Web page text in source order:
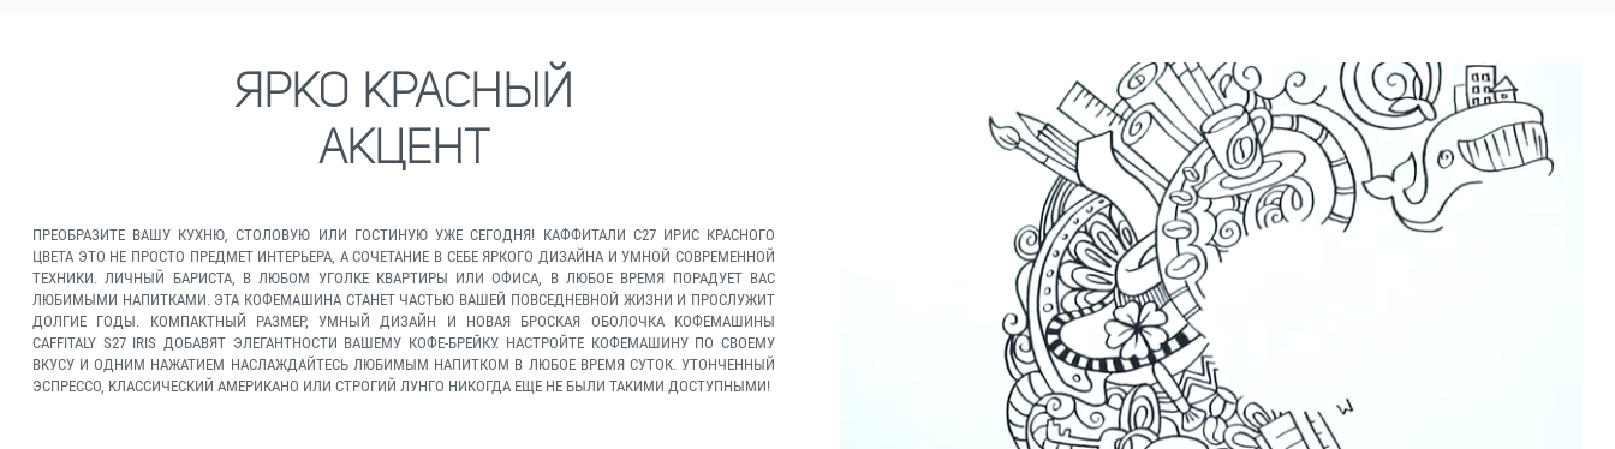
ЯРКО КРАСНЫЙ
АКЦЕНТ
ПРЕОБРАЗИТЕ ВАШУ КУХНЮ, СТОЛОВУЮ ИЛИ ГОСТИНУЮ УЖЕ СЕГОДНЯ! КАФФИТАЛИ С27 ИРИС КРАСНОГО
ЦВЕТА ЭТО НЕ ПРОСТО ПРЕДМЕТ ИНТЕРЬЕРА, А СОЧЕТАНИЕ В СЕБЕ ЯРКОГО ДИЗАЙНА И УМНОЙ СОВРЕМЕННОЙ
ТЕХНИКИ. ЛИЧНЫЙ БАРИСТА, В ЛЮБОМ УГОЛКЕ КВАРТИРЫ ИЛИ ОФИСА, В ЛЮБОЕ ВРЕМЯ ПОРАДУЕТ ВАС
ЛЮБИМЫМИ НАПИТКАМИ. ЭТА КОФЕМАШИНА СТАНЕТ ЧАСТЬЮ ВАШЕЙ ПОВСЕДНЕВНОЙ ЖИЗНИ И ПРОСЛУЖИТ
ДОЛГИЕ ГОДЫ. КОМПАКТНЫЙ РАЗМЕР, УМНЫЙ ДИЗАЙН И НОВАЯ БРОСКАЯ ОБОЛОЧКА КОФЕМАШИНЫ
CAFFITALY S27 IRIS ДОБАВЯТ ЭЛЕГАНТНОСТИ ВАШЕМУ КОФЕ-БРЕЙКУ. НАСТРОЙТЕ КОФЕМАШИНУ ПО СВОЕМУ
ВКУСУ И ОДНИМ НАЖАТИЕМ НАСЛАЖДАЙТЕСЬ ЛЮБИМЫМ НАПИТКОМ В ЛЮБОЕ ВРЕМЯ СУТОК. УТОНЧЕННЫЙ
ЭСПРЕССО, КЛАССИЧЕСКИЙ АМЕРИКАНО ИЛИ СТРОГИЙ ЛУНГО НИКОГДА ЕЩЕ НЕ БЫЛИ ТАКИМИ ДОСТУПНЫМИ!